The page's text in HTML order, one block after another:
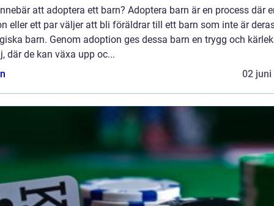
att adoptera ett barn? Adoptera barn är en process där
eller ett par väljer att bli föräldrar till ett barn som inte är
barn. Genom adoption ges dessa barn en trygg och
där de kan växa upp oc...
02 juni